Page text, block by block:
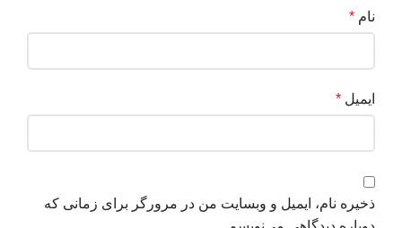
نام *
ایمیل *
ذخیره نام، ایمیل و وبسایت من در مرورگر برای زمانی که